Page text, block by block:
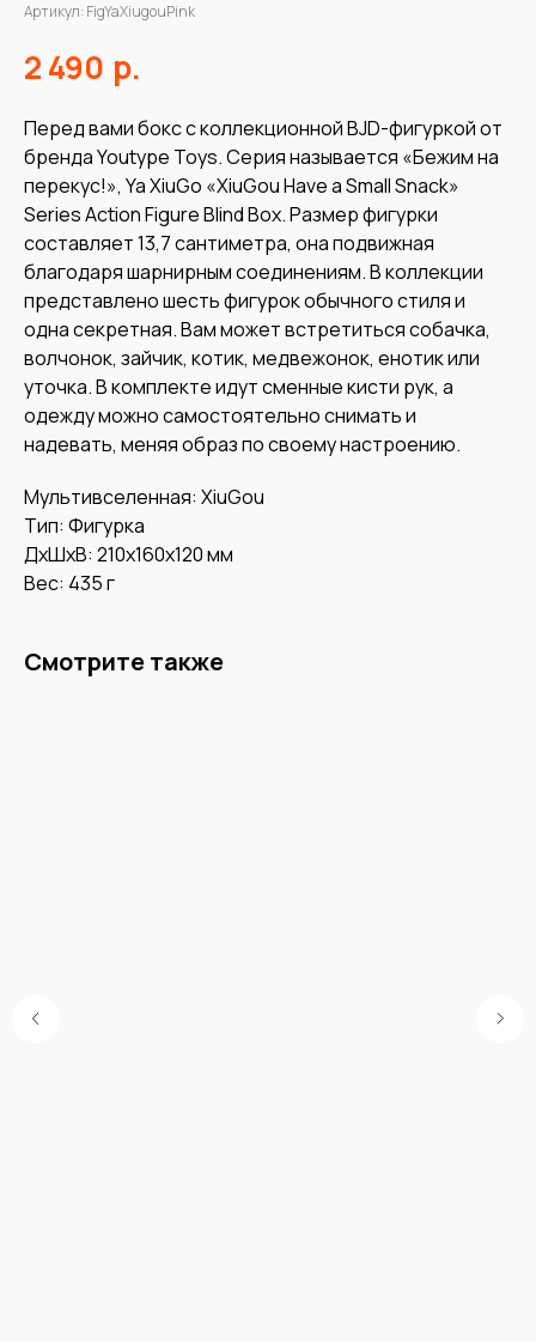
Артикул: FigYaXiugouPink
2 490 р.
Перед вами бокс с коллекционной BJD-фигуркой от
бренда Youtype Toys. Серия называется «Бежим на
перекус!», Ya XiuGo «XiuGou Have a Small Snack»
Series Action Figure Blind Box. Размер фигурки
составляет 13,7 сантиметра, она подвижная
благодаря шарнирным соединениям. В коллекции
представлено шесть фигурок обычного стиля и
одна секретная. Вам может встретиться собачка,
волчонок, зайчик, котик, медвежонок, енотик или
уточка. В комплекте идут сменные кисти рук, а
одежду можно самостоятельно снимать и
надевать, меняя образ по своему настроению.
Мультивселенная: XiuGou
Тип: Фигурка
ДxШxВ: 210x160x120 мм
Вес: 435 г
Смотрите также